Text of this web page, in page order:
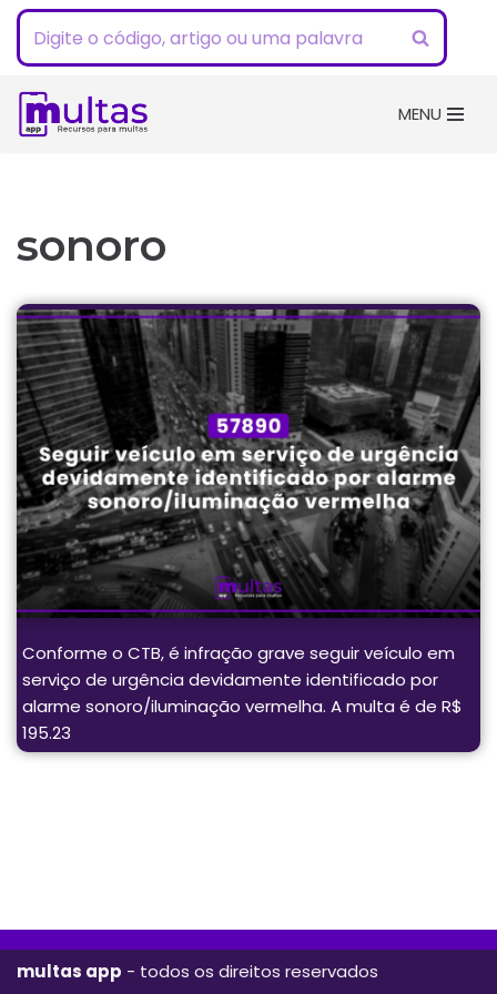
Pular
para
conteúdo
MENU
sonoro
Conforme o CTB, é infração grave seguir veículo em
serviço de urgência devidamente identificado por
alarme sonoro/iluminação vermelha. A multa é de R$
195.23
multas app - todos os direitos reservados